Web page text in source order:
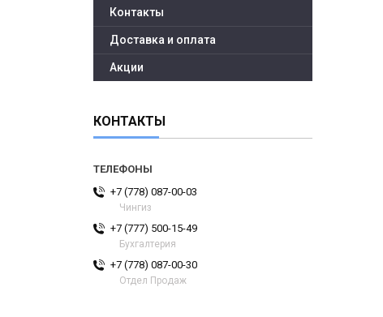
Контакты
Доставка и оплата
Акции
КОНТАКТЫ
+7 (778) 087-00-03
Чингиз
+7 (777) 500-15-49
Бухгалтерия
+7 (778) 087-00-30
Отдел Продаж